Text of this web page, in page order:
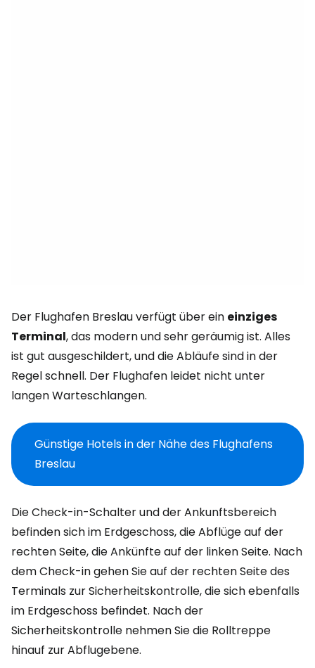
Der Flughafen Breslau verfügt über ein einziges
Terminal, das modern und sehr geräumig ist. Alles
ist gut ausgeschildert, und die Abläufe sind in der
Regel schnell. Der Flughafen leidet nicht unter
langen Warteschlangen.
Günstige Hotels in der Nähe des Flughafens
Breslau
Die Check-in-Schalter und der Ankunftsbereich
befinden sich im Erdgeschoss, die Abflüge auf der
rechten Seite, die Ankünfte auf der linken Seite. Nach
dem Check-in gehen Sie auf der rechten Seite des
Terminals zur Sicherheitskontrolle, die sich ebenfalls
im Erdgeschoss befindet. Nach der
Sicherheitskontrolle nehmen Sie die Rolltreppe
hinauf zur Abflugebene.